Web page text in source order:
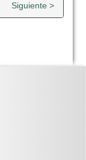
Siguiente >